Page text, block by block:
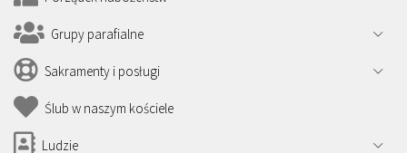
Grupy parafialne
Sakramenty i posługi
Ślub w naszym kościele
Ludzie